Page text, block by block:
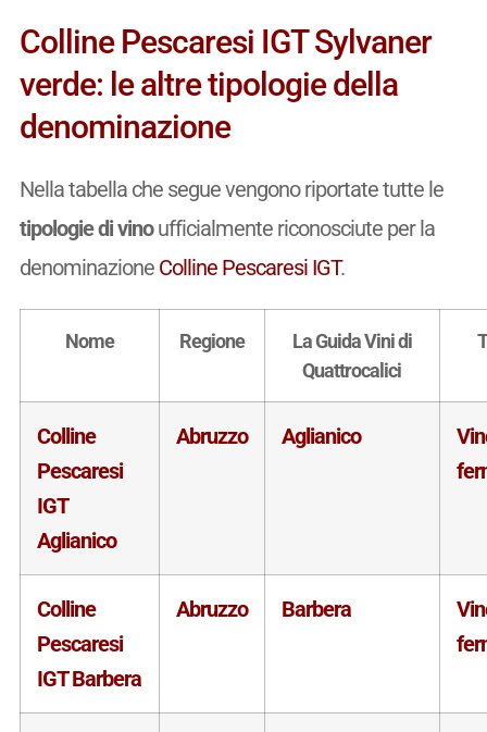
Colline Pescaresi IGT Sylvaner
verde: le altre tipologie della
denominazione
Nella tabella che segue vengono riportate tutte le
tipologie di vinoufficialmente riconosciute per la
denominazione Colline Pescaresi IGT.
Nome Regione
La Guida Vini di
Quattrocalici
Colline
Pescaresi
IGT
Aglianico
Abruzzo Aglianico
Colline
Pescaresi
IGT Barbera
Abruzzo Barbera